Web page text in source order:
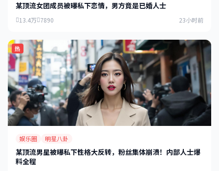
某顶流女团成员被曝私下恋情，男方竟是已婚人士
13.4万 7890 23小时前
热
娱乐圈 明星八卦
某顶流男星被曝私下性格大反转，粉丝集体崩溃！内部人士爆
料全程